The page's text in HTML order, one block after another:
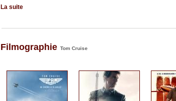
La suite
Filmographie Tom Cruise